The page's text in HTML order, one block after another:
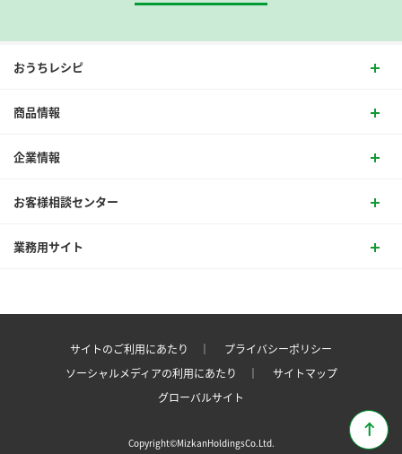
おうちレシピ
商品情報
企業情報
お客様相談センター
業務用サイト
サイトのご利用にあたり ｜
プライバシーポリシー
ソーシャルメディアの利用にあたり ｜
サイトマップ
グローバルサイト
Copyright©MizkanHoldingsCo.Ltd.